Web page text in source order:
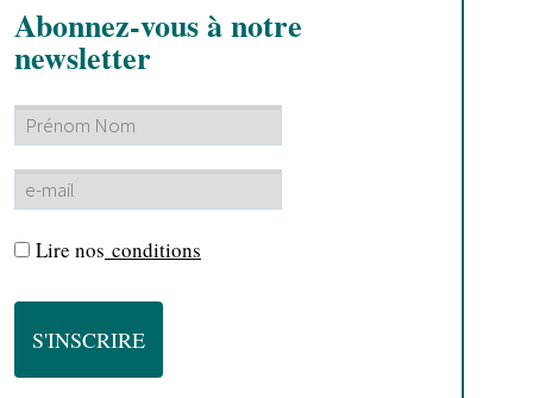
Abonnez-vous à notre
newsletter
Lire nos conditions